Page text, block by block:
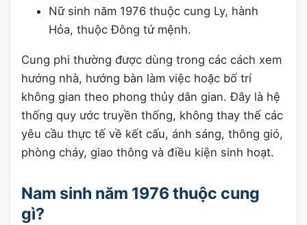
Nữ sinh năm 1976 thuộc cung Ly, hành
Hỏa, thuộc Đông tứ mệnh.
Cung phi thường được dùng trong các cách xem
hướng nhà, hướng bàn làm việc hoặc bố trí
không gian theo phong thủy dân gian. Đây là hệ
thống quy ước truyền thống, không thay thế các
yêu cầu thực tế về kết cấu, ánh sáng, thông gió,
phòng cháy, giao thông và điều kiện sinh hoạt.
Nam sinh năm 1976 thuộc cung
gì?